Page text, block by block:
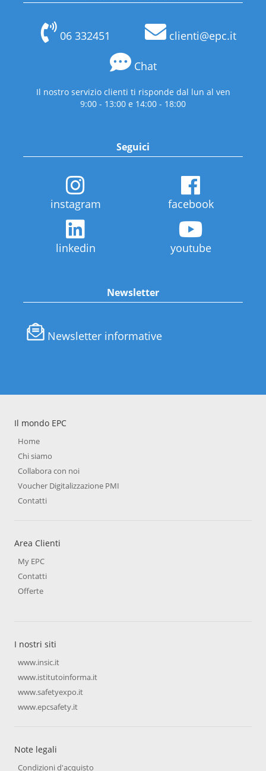
06 332451 clienti@epc.it
Chat
Il nostro servizio clienti ti risponde dal lun al ven
9:00 - 13:00 e 14:00 - 18:00
Seguici
instagram facebook
linkedin youtube
Newsletter
Newsletter informative
Il mondo EPC
Home
Chi siamo
Collabora con noi
Voucher Digitalizzazione PMI
Contatti
Area Clienti
My EPC
Contatti
Offerte
I nostri siti
www.insic.it
www.istitutoinforma.it
www.safetyexpo.it
www.epcsafety.it
Note legali
Condizioni d'acquisto